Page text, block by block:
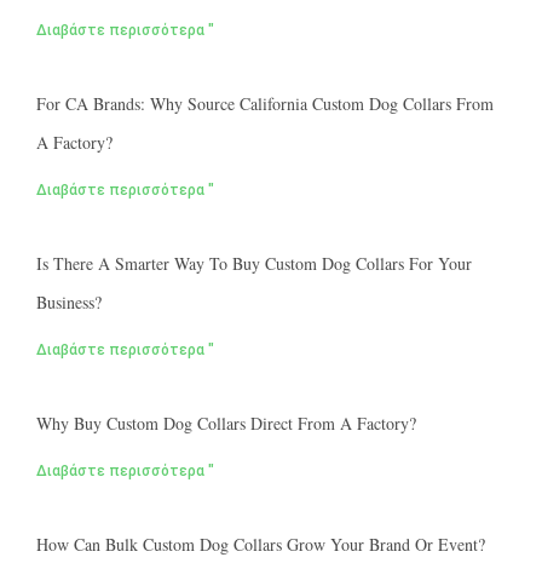
Διαβάστε περισσότερα "
For CA Brands: Why Source California Custom Dog Collars From
A Factory?
Διαβάστε περισσότερα "
Is There A Smarter Way To Buy Custom Dog Collars For Your
Business?
Διαβάστε περισσότερα "
Why Buy Custom Dog Collars Direct From A Factory?
Διαβάστε περισσότερα "
How Can Bulk Custom Dog Collars Grow Your Brand Or Event?